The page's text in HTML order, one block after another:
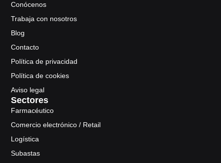
Conócenos
Trabaja con nosotros
Blog
Contacto
Política de privacidad
Política de cookies
Aviso legal
Sectores
Farmacéutico
Comercio electrónico / Retail
Logística
Subastas